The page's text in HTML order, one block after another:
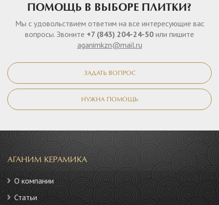
ПОМОЩЬ В ВЫБОРЕ ПЛИТКИ?
Мы с удовольствием ответим на все интересующие вас
вопросы. Звоните +7 (843) 204-24-50 или пишите
aganimkzn@mail.ru
ЗАДАТЬ ВОПРОС
НУЖНА ПОМОЩЬ
АГАНИМ КЕРАМИКА
О компании
Статьи